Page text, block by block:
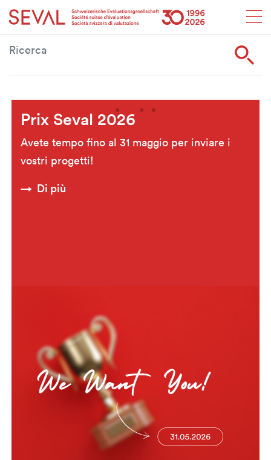
Startseite
Weiter zur Hauptnavigation
Weiter zum Inhalt
Weiter zur Kontaktseite
Weiter zur Sitemap
Weiter zur Suche
Weiter zum Login SEVAL
Prix Seval 2026
Avete tempo fino al 31 maggio per inviare i
vostri progetti!
Di più